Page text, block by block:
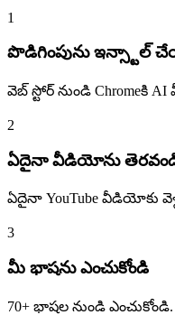
1
పొడిగింపును ఇన్స్టాల్
వెబ్ స్టోర్ నుండి Chromeకి
2
ఏదైనా వీడియోను
ఏదైనా YouTube వీడియోకు
3
మీ భాషను ఎంచుకోండి
70+ భాషల నుండి